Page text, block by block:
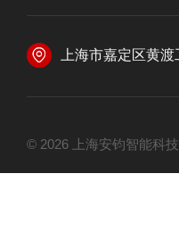
上海市嘉定区黄
© 2026 上海安钧智能科